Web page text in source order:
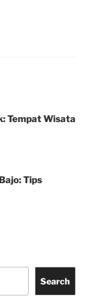
Tempat Wisata
Tips
Search